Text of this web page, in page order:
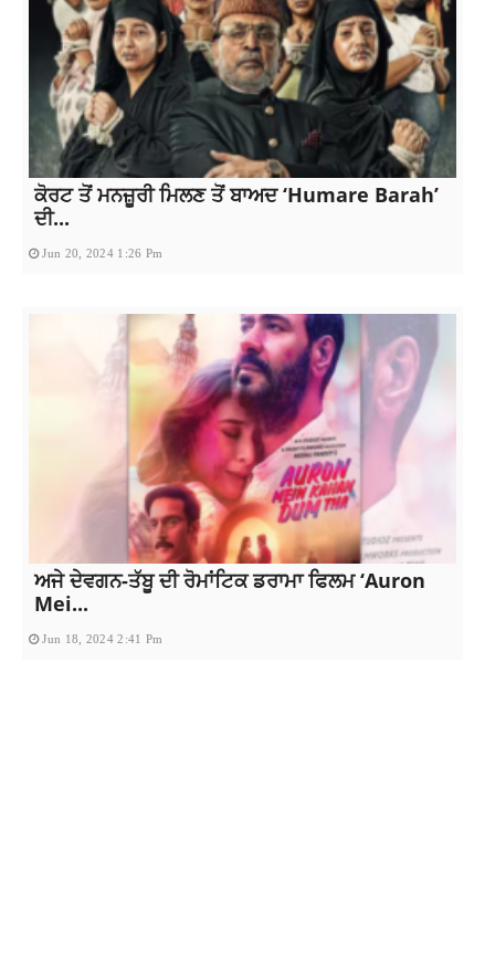
ਕੋਰਟ ਤੋਂ ਮਨਜ਼ੂਰੀ ਮਿਲਣ ਤੋਂ ਬਾਅਦ ‘Humare Barah’
ਦੀ...
Jun 20, 2024 1:26 Pm
ਅਜੇ ਦੇਵਗਨ-ਤੱਬੂ ਦੀ ਰੋਮਾਂਟਿਕ ਡਰਾਮਾ ਫਿਲਮ ‘Auron
Mei...
Jun 18, 2024 2:41 Pm